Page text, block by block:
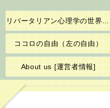
リバータリアン心理学の世界へようこそ！
ココロの自由（左の自由）
About us [運営者情報]